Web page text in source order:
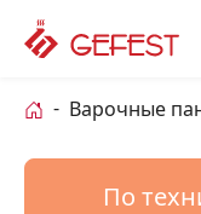
Варочные
По